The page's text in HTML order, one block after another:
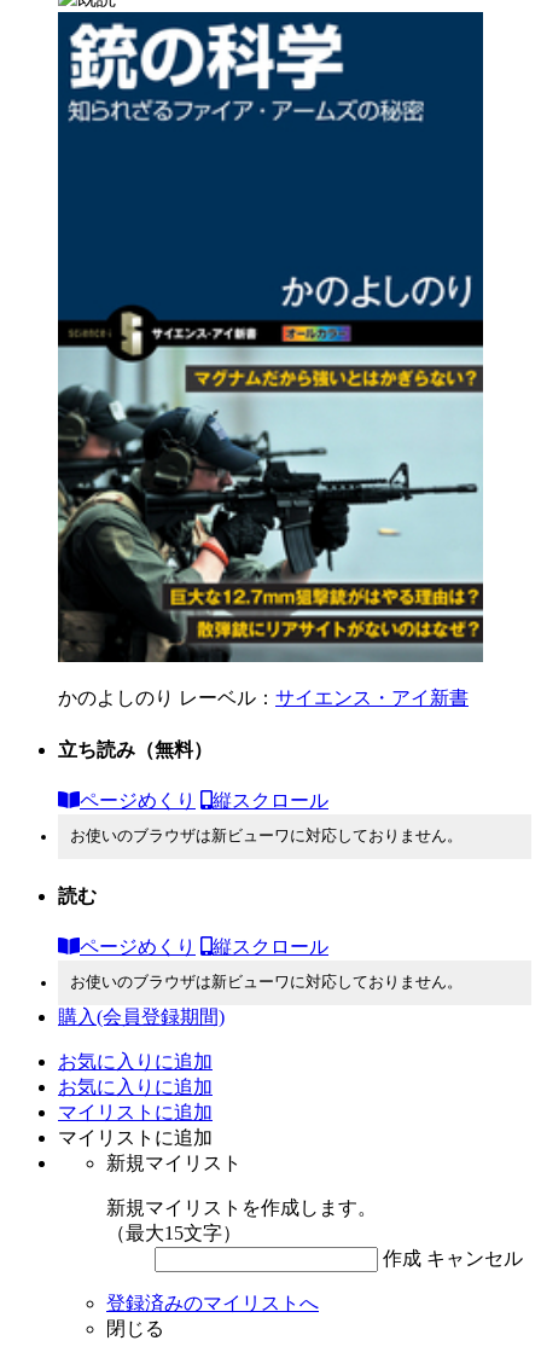
かのよしのり レーベル： サイエンス・アイ新書
立ち読み （無料）
ページめくり 縦スクロール
お使いのブラウザは新ビューワに対応しておりません。
読む
ページめくり 縦スクロール
お使いのブラウザは新ビューワに対応しておりません。
購入(会員登録期間)
お気に入りに追加
お気に入りに追加
マイリストに追加
マイリストに追加
新規マイリスト
新規マイリストを作成します。
（最大15文字）
作成 キャンセル
登録済みのマイリストへ
閉じる